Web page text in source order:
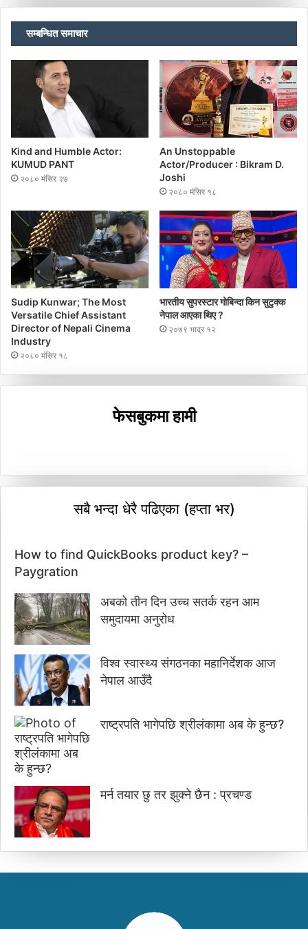
सम्बन्धित समाचार
Kind and Humble Actor:
KUMUD PANT
२०८० मंसिर २७
An Unstoppable
Actor/Producer : Bikram D.
Joshi
२०८० मंसिर १८
Sudip Kunwar; The Most
Versatile Chief Assistant
Director of Nepali Cinema
Industry
२०८० मंसिर १८
भारतीय सुपरस्टार गोबिन्दा किन सुटुक्क
नेपाल आएका थिए ?
२०७९ भाद्र १२
फेसबुकमा हामी
सबै भन्दा धेरै पढिएका (हप्ता भर)
How to find QuickBooks product key? –
Paygration
अबको तीन दिन उच्च सतर्क रहन आम
समुदायमा अनुरोध
विश्व स्वास्थ्य संगठनका महानिर्देशक आज
नेपाल आउँदै
राष्ट्रपति भागेपछि श्रीलंकामा अब के हुन्छ?
मर्न तयार छु तर झुक्ने छैन : प्रचण्ड